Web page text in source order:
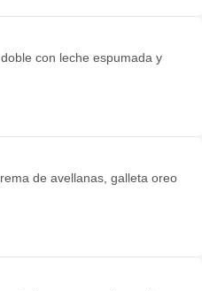
con leche espumada y
de avellanas, galleta oreo